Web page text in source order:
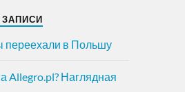
переехали в Польшу
Allegro.pl? Наглядная